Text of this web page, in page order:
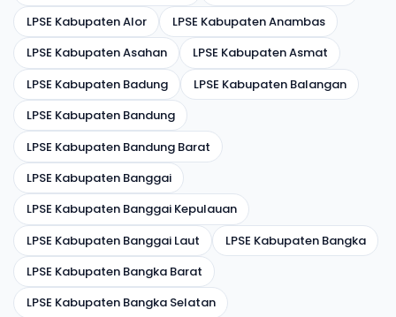
LPSE Kabupaten Alor
LPSE Kabupaten Anambas
LPSE Kabupaten Asahan
LPSE Kabupaten Asmat
LPSE Kabupaten Badung
LPSE Kabupaten Balangan
LPSE Kabupaten Bandung
LPSE Kabupaten Bandung Barat
LPSE Kabupaten Banggai
LPSE Kabupaten Banggai Kepulauan
LPSE Kabupaten Banggai Laut
LPSE Kabupaten Bangka
LPSE Kabupaten Bangka Barat
LPSE Kabupaten Bangka Selatan